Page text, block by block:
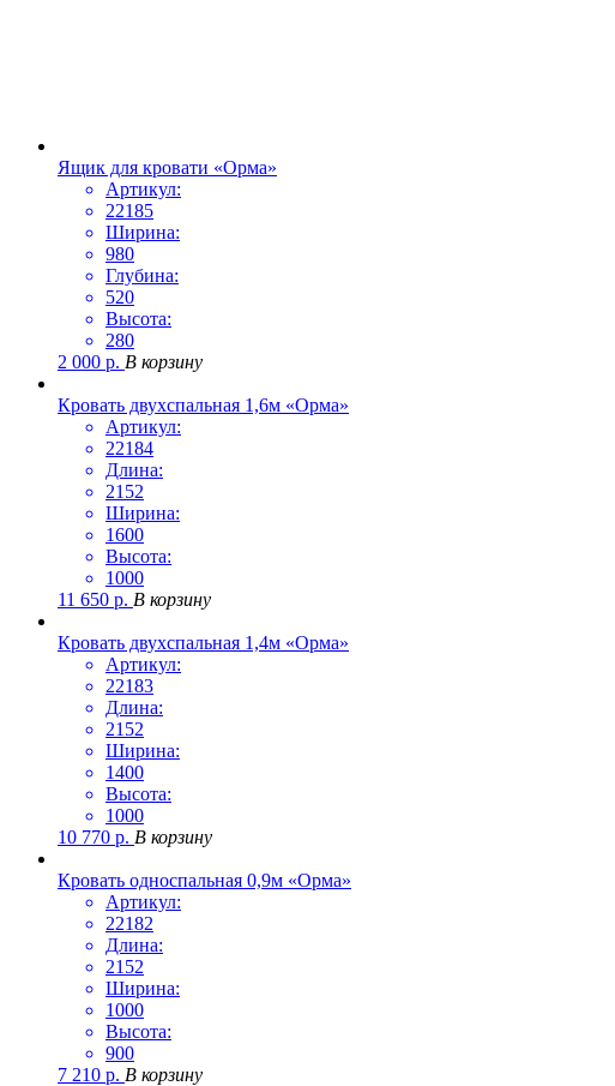
Ящик для кровати «Орма»
Артикул:
22185
Ширина:
980
Глубина:
520
Высота:
280
2 000 р. В корзину
Кровать двухспальная 1,6м «Орма»
Артикул:
22184
Длина:
2152
Ширина:
1600
Высота:
1000
11 650 р. В корзину
Кровать двухспальная 1,4м «Орма»
Артикул:
22183
Длина:
2152
Ширина:
1400
Высота:
1000
10 770 р. В корзину
Кровать односпальная 0,9м «Орма»
Артикул:
22182
Длина:
2152
Ширина:
1000
Высота:
900
7 210 р. В корзину